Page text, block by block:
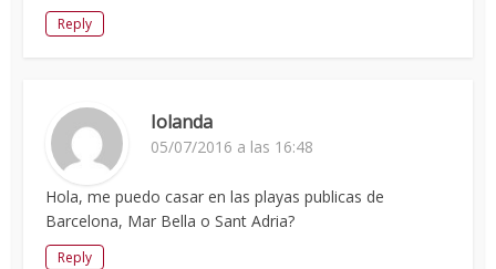
Reply
Iolanda
05/07/2016 a las 16:48
Hola, me puedo casar en las playas publicas de
Barcelona, Mar Bella o Sant Adria?
Reply